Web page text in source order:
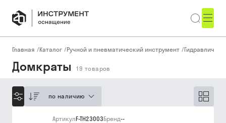
Главная /Каталог /Ручной и пневматический инструмент /
Домкраты 19 товаров
по наличию
АртикулF-TH23003Бренд--